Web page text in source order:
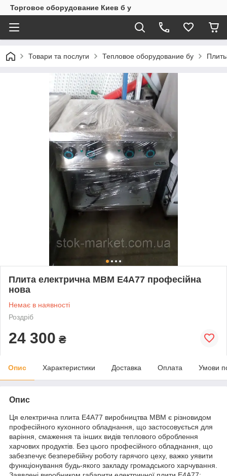
Торговое оборудование Киев б у
Товари та послуги Тепловое оборудование бу
Плита електрична MBM E4A77 професійна
нова
Немає в наявності
Роздріб
24 300 ₴
Опис Характеристики Доставка Оплата Умови
Опис
Ця електрична плита E4A77 виробництва MBM є різновидом
професійного кухонного обладнання, що застосовується для
варіння, смаження та інших видів теплового оброблення
харчових продуктів. Без цього професійного обладнання, що
забезпечує безперебійну роботу гарячого цеху, важко уявити
функціонування будь-якого закладу громадського харчування.